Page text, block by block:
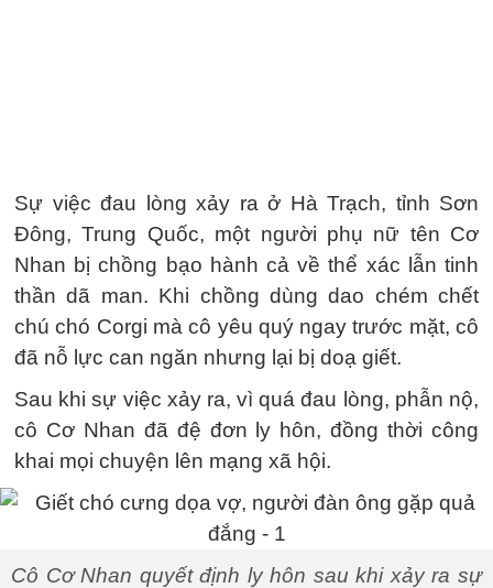
Sự việc đau lòng xảy ra ở Hà Trạch, tỉnh Sơn
Đông, Trung Quốc, một người phụ nữ tên Cơ
Nhan bị chồng bạo hành cả về thể xác lẫn tinh
thần dã man. Khi chồng dùng dao chém chết
chú chó Corgi mà cô yêu quý ngay trước mặt, cô
đã nỗ lực can ngăn nhưng lại bị doạ giết.
Sau khi sự việc xảy ra, vì quá đau lòng, phẫn nộ,
cô Cơ Nhan đã đệ đơn ly hôn, đồng thời công
khai mọi chuyện lên mạng xã hội.
Cô Cơ Nhan quyết định ly hôn sau khi xảy ra sự